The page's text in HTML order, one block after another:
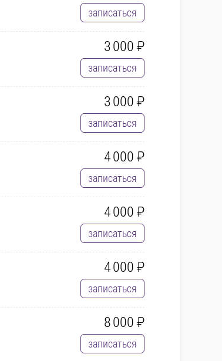
записаться
3 000 ₽
записаться
3 000 ₽
записаться
4 000 ₽
записаться
4 000 ₽
записаться
4 000 ₽
записаться
8 000 ₽
записаться